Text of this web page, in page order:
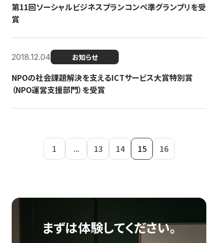
第11回ソーシャルビジネスプランコンペ準グランプリを受
賞
2018.12.04 お知らせ
NPOの社会課題解決を支えるICTサービス大賞特別賞
（NPO運営支援部門）を受賞
1 ... 13 14 15 16
まずは体験してください。